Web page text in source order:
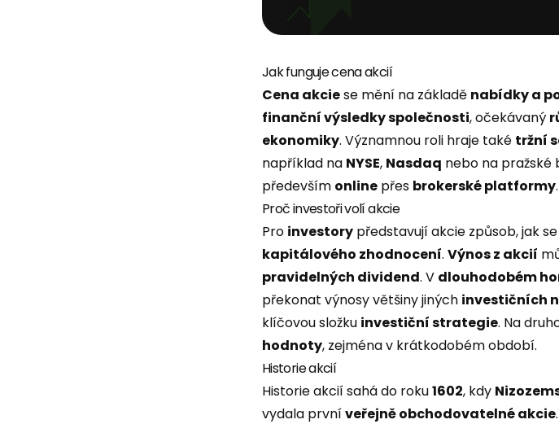
Jak funguje cena akcií
Cena akciese mění na základě nabídky a
finanční výsledky společnosti, očekávaný
ekonomiky. Významnou roli hraje také tržní
například na NYSE, Nasdaq nebo na pražské
především online přes brokerské platformy.
Proč investoři volí akcie
Pro investory představují akcie způsob, jak se
kapitálového zhodnocení. Výnos z akcií
pravidelných dividend. V dlouhodobém
překonat výnosy většiny jiných investičních
klíčovou složku investiční strategie. Na
hodnoty, zejména v krátkodobém období.
Historie akcií
Historie akcií sahá do roku1602, kdy
vydala prvníveřejně obchodovatelné akcie